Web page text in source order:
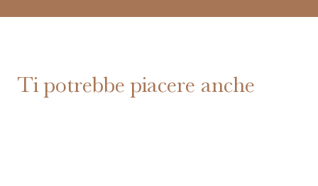
Ti potrebbe piacere anche